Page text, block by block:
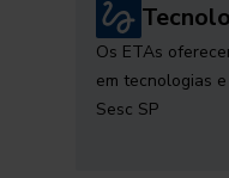
Os ETAs
em tecnologias
Sesc SP